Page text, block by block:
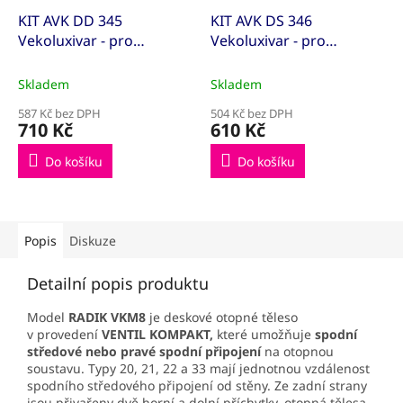
KIT AVK DD 345
Vekoluxivar - pro
1/2"xEK; 15x1; přímé
Skladem
587 Kč bez DPH
710 Kč
Do košíku
KIT AVK DS 346
Vekoluxivar - pro
1/2"xEK; 15x1; rohové
Skladem
504 Kč bez DPH
610 Kč
Do košíku
Popis Diskuze
Detailní popis produktu
Model RADIK VKM8 je deskové otopné těleso
v provedení VENTIL KOMPAKT, které umožňuje spodní
středové nebo pravé spodní připojenína otopnou
soustavu. Typy 20, 21, 22 a 33 mají jednotnou vzdálenost
spodního středového připojení od stěny. Ze zadní strany